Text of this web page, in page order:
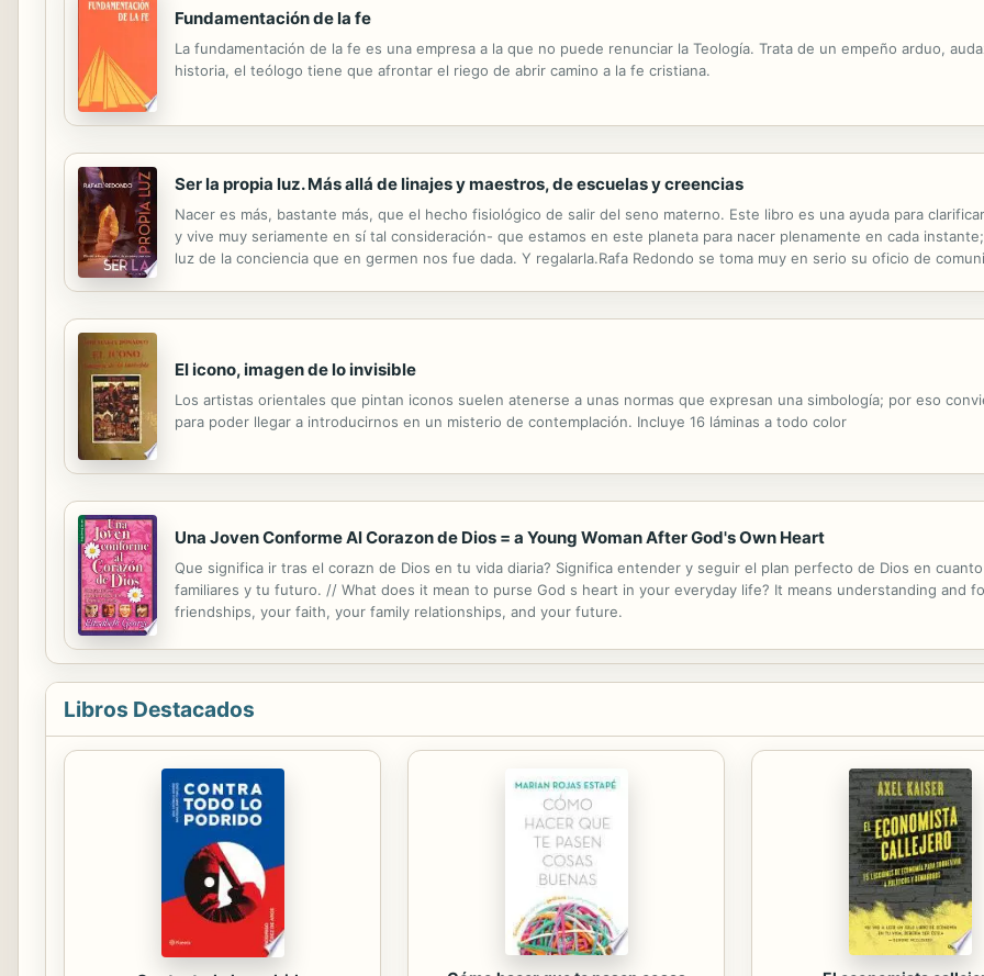
Fundamentación de la fe
La fundamentación de la fe es una empresa a la que no puede renunciar la Teología. Trata de un empeño arduo,
historia, el teólogo tiene que afrontar el riego de abrir camino a la fe cristiana.
Ser la propia luz. Más allá de linajes y maestros, de escuelas y creencias
Nacer es más, bastante más, que el hecho fisiológico de salir del seno materno. Este libro es una ayuda para
y vive muy seriamente en sí tal consideración- que estamos en este planeta para nacer plenamente en cada
luz de la conciencia que en germen nos fue dada. Y regalarla.Rafa Redondo se toma muy en serio su oficio de
El icono, imagen de lo invisible
Los artistas orientales que pintan iconos suelen atenerse a unas normas que expresan una simbología; por eso
para poder llegar a introducirnos en un misterio de contemplación. Incluye 16 láminas a todo color
Una Joven Conforme Al Corazon de Dios = a Young Woman After God's Own Heart
Que significa ir tras el corazn de Dios en tu vida diaria? Significa entender y seguir el plan perfecto de Dios en
familiares y tu futuro. // What does it mean to purse God s heart in your everyday life? It means understanding and
friendships, your faith, your family relationships, and your future.
Libros Destacados